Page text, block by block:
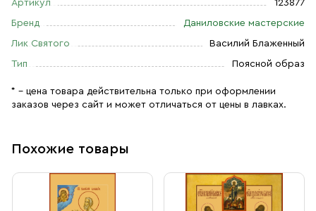
Артикул 123877
Бренд Даниловские мастерские
Лик Святого Василий Блаженный
Тип Поясной образ
* – цена товара действительна только при оформлении
заказов через сайт и может отличаться от цены в лавках.
Похожие товары